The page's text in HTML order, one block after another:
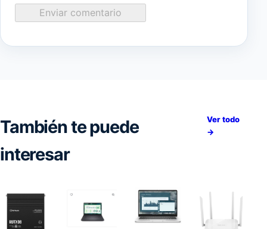
Enviar comentario
También te puede
interesar
Ver todo
→